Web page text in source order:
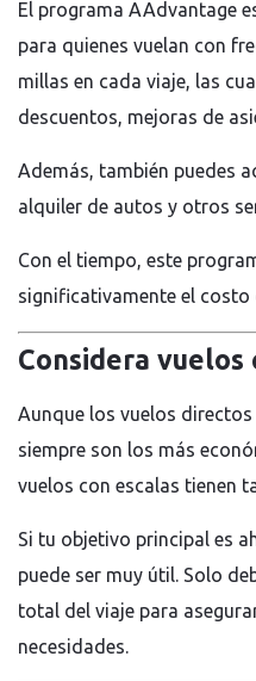
El programa AAdvantage
para quienes vuelan con
millas en cada viaje, las
descuentos, mejoras de
Además, también puedes
alquiler de autos y otros
Con el tiempo, este
significativamente el costo
Considera vuelos
Aunque los vuelos
siempre son los más
vuelos con escalas tienen
Si tu objetivo principal es
puede ser muy útil. Solo
total del viaje para
necesidades.